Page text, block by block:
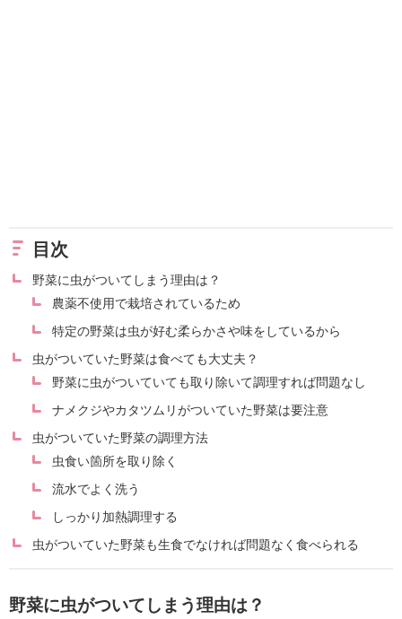
目次
野菜に虫がついてしまう理由は？
農薬不使用で栽培されているため
特定の野菜は虫が好む柔らかさや味をしているから
虫がついていた野菜は食べても大丈夫？
野菜に虫がついていても取り除いて調理すれば問題なし
ナメクジやカタツムリがついていた野菜は要注意
虫がついていた野菜の調理方法
虫食い箇所を取り除く
流水でよく洗う
しっかり加熱調理する
虫がついていた野菜も生食でなければ問題なく食べられる
野菜に虫がついてしまう理由は？